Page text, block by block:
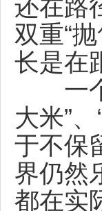
还在路
双重“
长是在
一个
大米”
于不保
界仍然
都在实